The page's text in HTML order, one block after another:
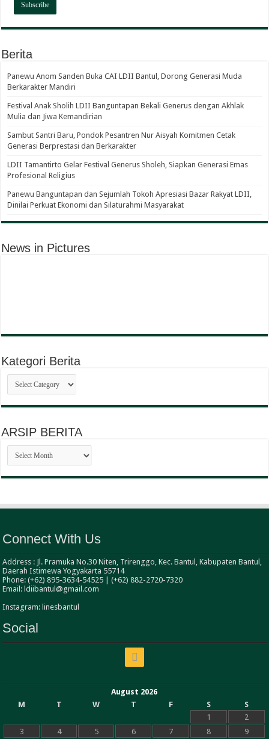
Berita
Panewu Anom Sanden Buka CAI LDII Bantul, Dorong Generasi Muda
Berkarakter Mandiri
Festival Anak Sholih LDII Banguntapan Bekali Generus dengan Akhlak
Mulia dan Jiwa Kemandirian
Sambut Santri Baru, Pondok Pesantren Nur Aisyah Komitmen Cetak
Generasi Berprestasi dan Berkarakter
LDII Tamantirto Gelar Festival Generus Sholeh, Siapkan Generasi Emas
Profesional Religius
Panewu Banguntapan dan Sejumlah Tokoh Apresiasi Bazar Rakyat LDII,
Dinilai Perkuat Ekonomi dan Silaturahmi Masyarakat
News in Pictures
Kategori Berita
Kategori
Berita
ARSIP BERITA
ARSIP
BERITA
Connect With Us
Address : Jl. Pramuka No.30 Niten, Trirenggo, Kec. Bantul, Kabupaten Bantul,
Daerah Istimewa Yogyakarta 55714
Phone: (+62) 895-3634-54525 | (+62) 882-2720-7320
Email: ldiibantul@gmail.com
Instagram: linesbantul
Social
August 2026
M
T W T F S
S
1
2
3
4 5 6 7 8 9